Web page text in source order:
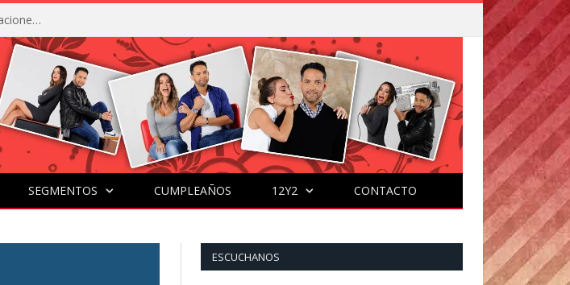
La IA está acercándonos a comprender y traducir las vocalizaciones y comportamientos de nuestras mascotas
SEGMENTOS CUMPLEAÑOS 12Y2 CONTACTO
ESCUCHANOS